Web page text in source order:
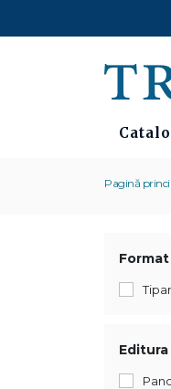
Pagină
Format
Editura